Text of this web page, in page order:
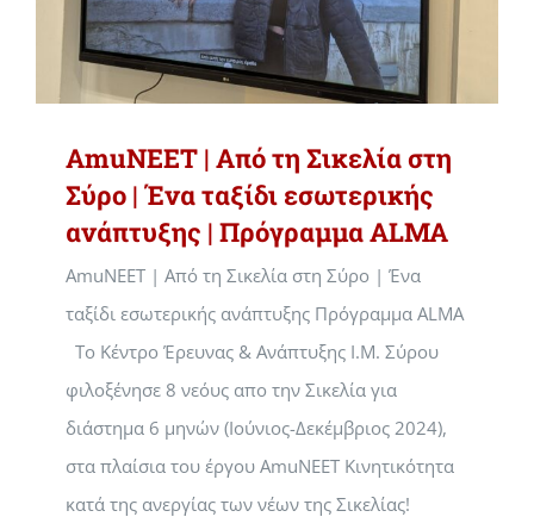
AmuNEET | Από τη Σικελία στη
Σύρο | Ένα ταξίδι εσωτερικής
ανάπτυξης | Πρόγραμμα ALMA
AmuNEET | Από τη Σικελία στη Σύρο | Ένα
ταξίδι εσωτερικής ανάπτυξης Πρόγραμμα ALMA
Το Κέντρο Έρευνας & Ανάπτυξης Ι.Μ. Σύρου
φιλοξένησε 8 νεόυς απο την Σικελία για
διάστημα 6 μηνών (Ιούνιος-Δεκέμβριος 2024),
στα πλαίσια του έργου AmuNEET Κινητικότητα
κατά της ανεργίας των νέων της Σικελίας!